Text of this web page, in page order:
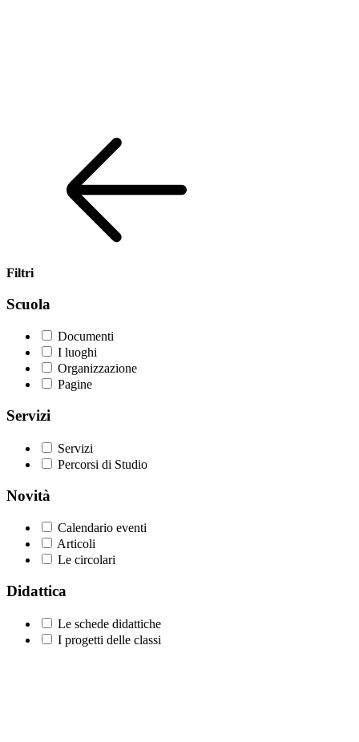
Filtri
Scuola
Documenti
I luoghi
Organizzazione
Pagine
Servizi
Servizi
Percorsi di Studio
Novità
Calendario eventi
Articoli
Le circolari
Didattica
Le schede didattiche
I progetti delle classi